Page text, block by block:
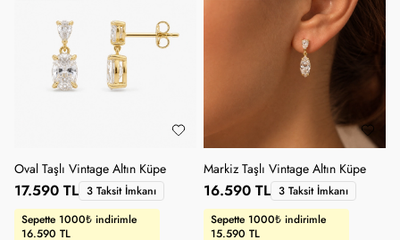
Oval Taşlı Vintage Altın Küpe
Sepette 1000₺ indirimle
16.590 TL
17.590 TL 3 Taksit İmkanı
Markiz Taşlı Vintage Altın Küpe
Sepette 1000₺ indirimle
15.590 TL
16.590 TL 3 Taksit İmkanı